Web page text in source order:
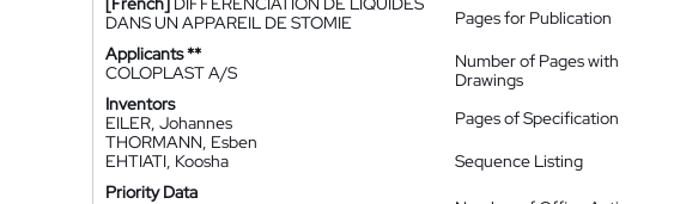
DANS UN APPAREIL DE STOMIE
Applicants **
COLOPLAST A/S
Inventors
EILER, Johannes
THORMANN, Esben
EHTIATI, Koosha
Priority Data
Pages for Publication
Number of Pages with
Drawings
Pages of Specification
Sequence Listing